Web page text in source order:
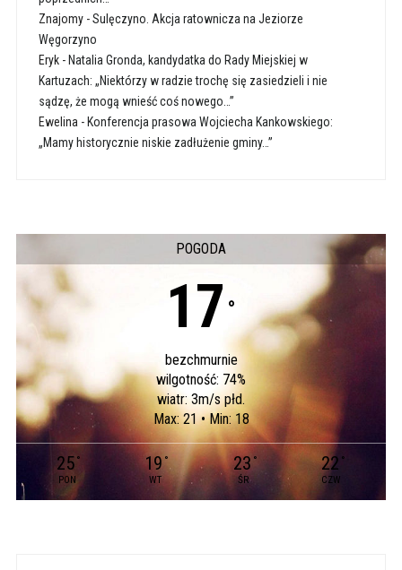
Znajomy-Sulęczyno. Akcja ratownicza na Jeziorze
Węgorzyno
Eryk- Natalia Gronda, kandydatka do Rady Miejskiej w
Kartuzach: „Niektórzy w radzie trochę się zasiedzieli i nie
sądzę, że mogą wnieść coś nowego…”
Ewelina - Konferencja prasowa Wojciecha Kankowskiego:
„Mamy historycznie niskie zadłużenie gminy…”
POGODA
17 °
bezchmurnie
wilgotność: 74%
wiatr: 3m/s płd.
Max: 21 • Min: 18
25 °
PON
19°
WT
23 °
ŚR
22 °
CZW